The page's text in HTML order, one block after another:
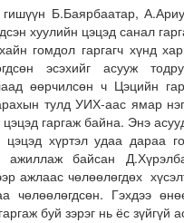
Б.Баярбаатар,
хуулийн цэцэд санал
гомдол гаргагч хүнд
эсэхийг асууж
өөрчилсөн ч Цэцийн
тулд УИХ-аас ямар
цэцэд гаргаж байна. Энэ
цэцэд хүртэл удаа дараа
ажиллаж байсан
ажлаас чөлөөлөгдөх
чөлөөлөгдсөн. Гэхдээ
буй зэрэг нь ёс зүйгүй